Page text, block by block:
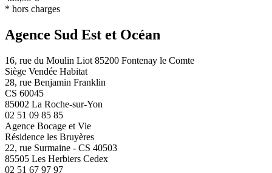
* hors charges
Agence Sud Est et Océan
16, rue du Moulin Liot 85200 Fontenay le Comte
Siège Vendée Habitat
28, rue Benjamin Franklin
CS 60045
85002 La Roche-sur-Yon
02 51 09 85 85
Agence Bocage et Vie
Résidence les Bruyères
22, rue Surmaine - CS 40503
85505 Les Herbiers Cedex
02 51 67 97 97